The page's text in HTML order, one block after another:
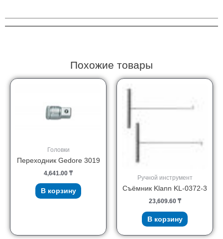
L
14
Похожие товары
Головки
Переходник Gedore 3019
4,641.00 ₸
В корзину
Ручной инструмент
Съёмник Klann KL-0372-3
23,609.60 ₸
В корзину